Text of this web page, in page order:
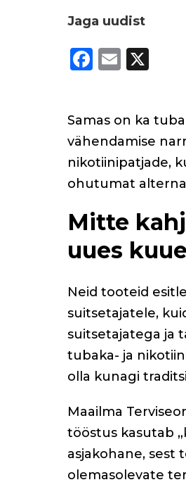
Jaga uudist
F
a
e
b
o
o
k
E
m
l
Samas on ka
vähendamise
nikotiinipatjade,
ohutumat
Mitte
uues
Neid tooteid
suitsetajatele,
suitsetajatega ja
tubaka- ja
olla kunagi
Maailma
tööstus kasutab
asjakohane, sest
olemasolevate